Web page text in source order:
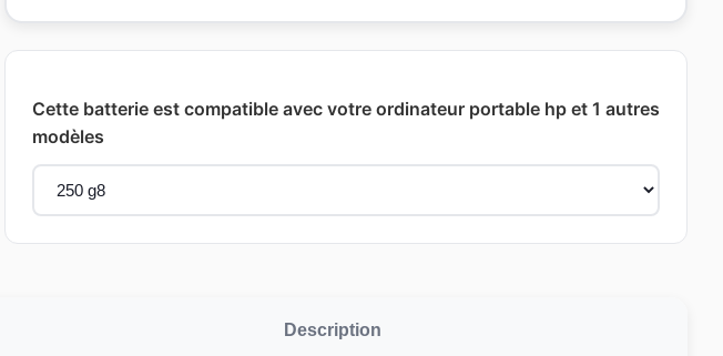
Cette batterie est compatible avec votre ordinateur portable hp et 1 autres
modèles
Description